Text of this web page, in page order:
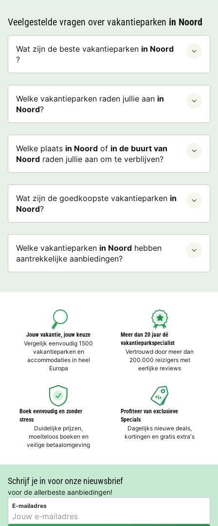
Veelgestelde vragen over vakantieparken in Noord
Wat zijn de beste vakantieparken in Noord
?
Welke vakantieparken raden jullie aan in
Noord?
Welke plaats in Noord of in de buurt van
Noord raden jullie aan om te verblijven?
Wat zijn de goedkoopste vakantieparken in
Noord?
Welke vakantieparken in Noord hebben
aantrekkelijke aanbiedingen?
Jouw vakantie, jouw keuze
Vergelijk eenvoudig 1500
vakantieparken en
accommodaties in heel
Europa
Meer dan 20 jaar dé
vakantieparkspecialist
Vertrouwd door meer dan
200.000 reizigers met
eerlijke reviews
Boek eenvoudig en zonder
stress
Duidelijke prijzen,
moeiteloos boeken en
veilige betaalomgeving
Profiteer van exclusieve
Specials
Dagelijks nieuwe deals,
kortingen en gratis extra's
Schrijf je in voor onze nieuwsbrief
voor de allerbeste aanbiedingen!
E-mailadres